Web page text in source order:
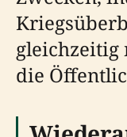
gleichzeitig
die